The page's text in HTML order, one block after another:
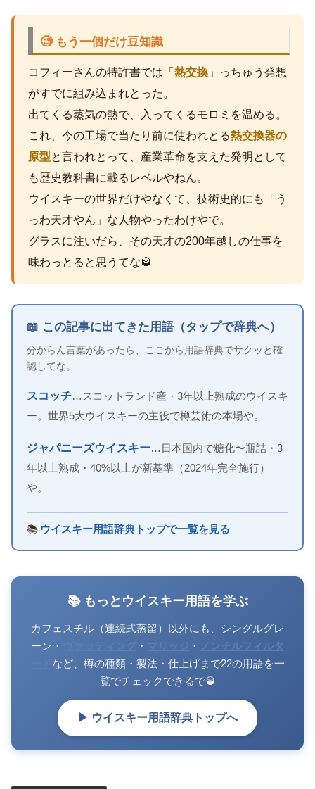
🧐 もう一個だけ豆知識
コフィーさんの特許書では「 熱交換 」っちゅう発想
がすでに組み込まれとった。
出てくる蒸気の熱で、入ってくるモロミを温める。
これ、今の工場で当たり前に使われとる熱交換器の
原型と言われとって、産業革命を支えた発明として
も歴史教科書に載るレベルやねん。
ウイスキーの世界だけやなくて、技術史的にも「う
っわ天才やん」な人物やったわけやで。
グラスに注いだら、その天才の200年越しの仕事を
味わっとると思うてな🥃
📖 この記事に出てきた用語（タップで辞典へ）
分からん言葉があったら、ここから用語辞典でサクッと確
認してな。
スコッチ…スコットランド産・3年以上熟成のウイスキ
ー。世界5大ウイスキーの主役で樽芸術の本場や。
ジャパニーズウイスキー…日本国内で糖化〜瓶詰・3
年以上熟成・40%以上が新基準（2024年完全施行）
や。
📚 ウイスキー用語辞典トップで一覧を見る
📚 もっとウイスキー用語を学ぶ
カフェスチル（連続式蒸留）以外にも、シングルグレ
ーン・
・ ・
ノンチルフィルタ
など、樽の種類・製法・仕上げまで22の用語を一
覧でチェックできるで🥃
▶ ウイスキー用語辞典トップへ